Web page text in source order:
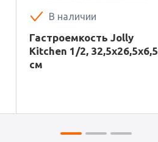
В наличии
Гастроемкость Jolly
Kitchen 1/2, 32,5х26,5х6,5
см